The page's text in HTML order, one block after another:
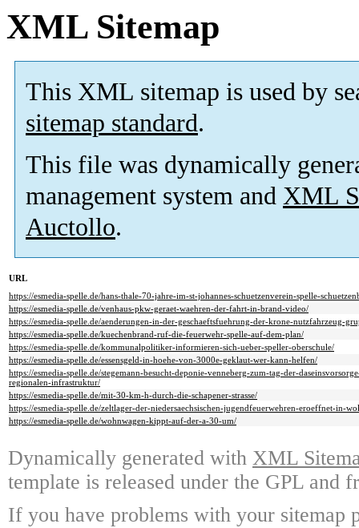
XML Sitemap
This XML sitemap is used by
sitemap standard.
This file was dynamically
management system and XML
Auctollo.
URL
https://esmedia-spelle.de/hans-thale-70-jahre-im-st-johannes-schuetzenverein-spelle-
https://esmedia-spelle.de/venhaus-pkw-geraet-waehren-der-fahrt-in-brand-video/
https://esmedia-spelle.de/aenderungen-in-der-geschaeftsfuehrung-der-krone-nutzfahrzeug-
https://esmedia-spelle.de/kuechenbrand-ruf-die-feuerwehr-spelle-auf-dem-plan/
https://esmedia-spelle.de/kommunalpolitiker-informieren-sich-ueber-speller-oberschule/
https://esmedia-spelle.de/essensgeld-in-hoehe-von-3000e-geklaut-wer-kann-helfen/
https://esmedia-spelle.de/stegemann-besucht-deponie-venneberg-zum-tag-der-
regionalen-infrastruktur/
https://esmedia-spelle.de/mit-30-km-h-durch-die-schapener-strasse/
https://esmedia-spelle.de/zeltlager-der-niedersaechsischen-jugendfeuerwehren-eroeffnet-in-
https://esmedia-spelle.de/wohnwagen-kippt-auf-der-a-30-um/
Dynamically generated with XML
template is released under the GPL and
If you have problems with your sitemap